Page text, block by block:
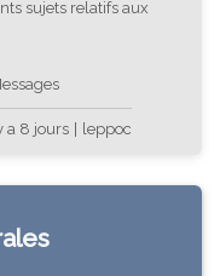
sujets relatifs aux
a 8 jours leppoc